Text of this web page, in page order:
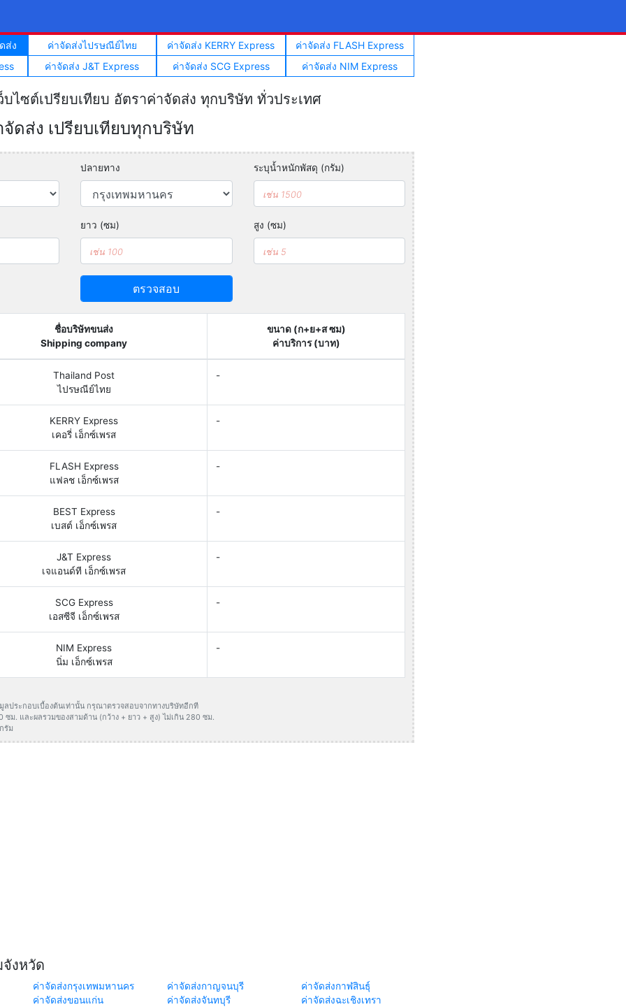
ส่ง ค่าจัดส่งไปรษณีย์ไทย ค่าจัดส่ง KERRY Express
ค่าจัดส่ง FLASH Express
ค่าจัดส่ง J&T Express ค่าจัดส่ง SCG Express ค่าจัดส่ง NIM Express
บไซต์เปรียบเทียบ อัตราค่าจัดส่ง ทุกบริษัท ทั่วประเทศ
ดส่ง เปรียบเทียบทุกบริษัท
ปลายทาง ระบุน้ำหนักพัสดุ (กรัม)
ยาว (ซม) สูง (ซม)
ตรวจสอบ
ชื่อบริษัทขนส่ง
Shipping company
ขนาด (ก+ย+ส ซม)
ค่าบริการ (บาท)
Thailand Post
ไปรษณีย์ไทย
-
KERRY Express
เคอรี่ เอ็กซ์เพรส
-
FLASH Express
แฟลช เอ็กซ์เพรส
-
BEST Express
เบสต์ เอ็กซ์เพรส
-
J&T Express
เจแอนด์ที เอ็กซ์เพรส
-
SCG Express
เอสซีจี เอ็กซ์เพรส
-
NIM Express
นิ่ม เอ็กซ์เพรส
-
ลประกอบเบื้องต้นเท่านั้น กรุณาตรวจสอบจากทางบริษัทอีกที
ซม. และผลรวมของสามด้าน (กว้าง + ยาว + สูง) ไม่เกิน 280 ซม.
รัม
งหวัด
ค่าจัดส่งกรุงเทพมหานคร ค่าจัดส่งกาญจนบุรี
ค่าจัดส่งกาฬสินธุ์
ค่าจัดส่งขอนแก่น
ค่าจัดส่งจันทบุรี
ค่าจัดส่งฉะเชิงเทรา